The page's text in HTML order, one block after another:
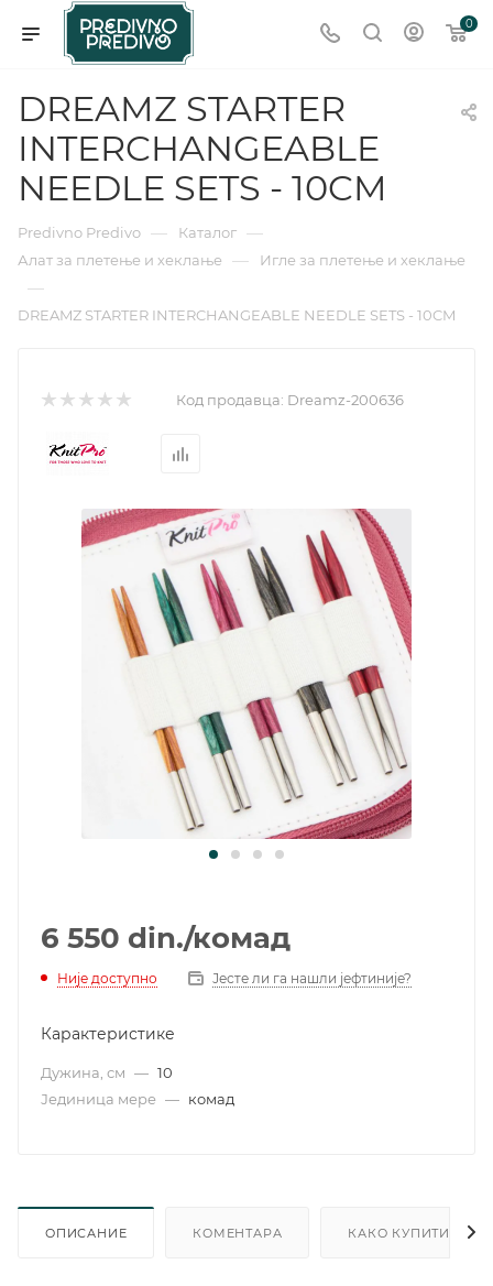
0
DREAMZ STARTER
INTERCHANGEABLE
NEEDLE SETS - 10CM
Predivno Predivo — Каталог —
Алат за плетење и хеклање — Игле за плетење и хеклање
—
DREAMZ STARTER INTERCHANGEABLE NEEDLE SETS - 10CM
Код продавца: Dreamz-200636
6 550 din./комад
Није доступно Јесте ли га нашли јефтиније?
Карактеристике
Дужина, см — 10
Јединица мере — комад
ОПИСАНИЕ КОМЕНТАРА КАКО КУПИТИ